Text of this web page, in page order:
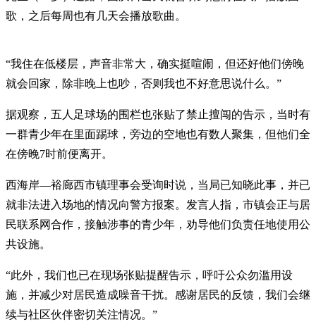
歌，之后每周也有几天会播放歌曲。
“我住在低楼层，声音非常大，确实挺喧闹，但还好他们傍晚
就会回家，除非晚上也吵，否则我也不好意思说什么。”
据观察，五人足球场的围栏也张贴了禁止擅闯的告示，当时有
一群青少年在里面踢球，旁边的空地也有数人聚集，但他们全
在傍晚7时前便离开。
西海岸—裕廊西市镇理事会受询时说，当局已知晓此事，并已
就非法进入场地的情况向警方报案。发言人指，市镇会正与居
民联系网合作，接触涉事的青少年，劝导他们负责任地使用公
共设施。
“此外，我们也已在现场张贴提醒告示，呼吁公众勿滥用设
施，并减少对居民造成噪音干扰。感谢居民的反馈，我们会继
续与社区伙伴密切关注情况。”